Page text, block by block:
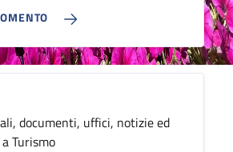
documenti, uffici, notizie ed
Turismo